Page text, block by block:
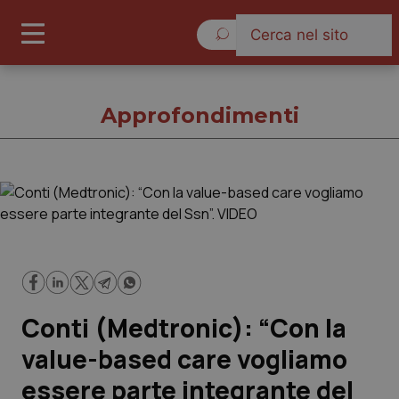
Governo e Parlamento
Regioni e Asl
Lavoro e Professioni
Approfondimenti
Conti (Medtronic): “Con la
value-based care vogliamo
essere parte integrante del